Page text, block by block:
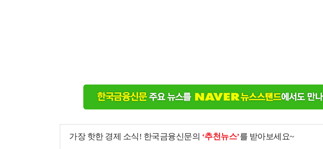
가장 핫한 경제 소식! 한국금융신문의 ‘추천뉴스’를 받아보세요~